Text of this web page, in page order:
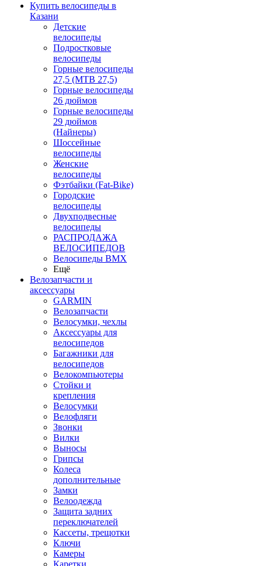
Купить велосипеды в
Казани
Детские
велосипеды
Подростковые
велосипеды
Горные велосипеды
27,5 (MTB 27,5)
Горные велосипеды
26 дюймов
Горные велосипеды
29 дюймов
(Найнеры)
Шоссейные
велосипеды
Женские
велосипеды
Фэтбайки (Fat-Bike)
Городские
велосипеды
Двухподвесные
велосипеды
РАСПРОДАЖА
ВЕЛОСИПЕДОВ
Велосипеды BMX
Ещё
Велозапчасти и
аксессуары
GARMIN
Велозапчасти
Велосумки, чехлы
Аксессуары для
велосипедов
Багажники для
велосипедов
Велокомпьютеры
Стойки и
крепления
Велосумки
Велофляги
Звонки
Вилки
Выносы
Грипсы
Колеса
дополнительные
Замки
Велоодежда
Защита задних
переключателей
Кассеты, трещотки
Ключи
Камеры
Каретки